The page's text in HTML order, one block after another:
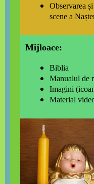
Observarea
scene a
Mijloace:
Biblia
Manualul de
Imagini
Material